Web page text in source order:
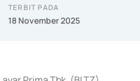
TERBIT PADA
18 November 2025